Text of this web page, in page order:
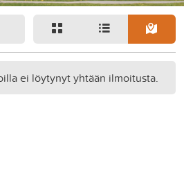
ei löytynyt yhtään ilmoitusta.